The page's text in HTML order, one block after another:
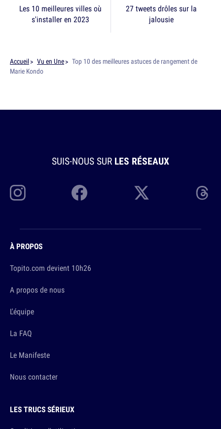
Les 10 meilleures villes où
s'installer en 2023
27 tweets drôles sur la
jalousie
Accueil Vu en Une
Top 10 des meilleures astuces de rangement de
Marie Kondo
SUIS-NOUS SUR LES RÉSEAUX
À PROPOS
Topito.com devient 10h26
A propos de nous
L'équipe
La FAQ
Le Manifeste
Nous contacter
LES TRUCS SÉRIEUX